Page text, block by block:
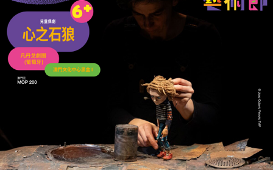
收藏 分享
上一篇 : 組織學員參觀立法會
下一篇 : 促兩地婦女商貿慈善事業交流